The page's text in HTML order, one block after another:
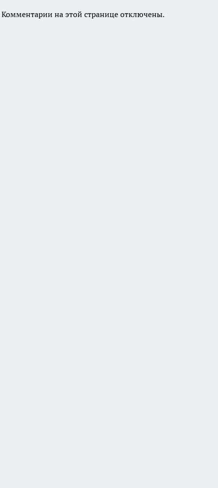
Комментарии на этой странице отключены.